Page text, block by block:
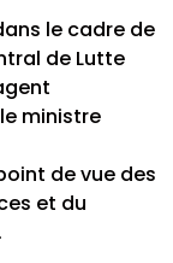
le cadre de
de Lutte
ministre
de vue des
et du